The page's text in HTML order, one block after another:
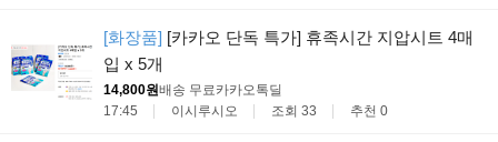
[화장품] [카카오 단독 특가] 휴족시간 지압시트 4매
입 x 5개
14,800원배송 무료카카오톡딜
17:45
이시루시오 조회 33 추천 0